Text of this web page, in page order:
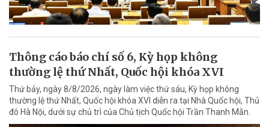
Thông cáo báo chí số 6, Kỳ họp không
thường lệ thứ Nhất, Quốc hội khóa XVI
Thứ bảy, ngày 8/8/2026, ngày làm việc thứ sáu, Kỳ họp không
thường lệ thứ Nhất, Quốc hội khóa XVI diễn ra tại Nhà Quốc hội, Thủ
đô Hà Nội, dưới sự chủ trì của Chủ tịch Quốc hội Trần Thanh Mẫn.